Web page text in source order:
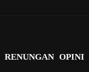
RENUNGAN OPINI